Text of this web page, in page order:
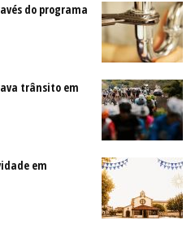
do programa
trânsito em
em